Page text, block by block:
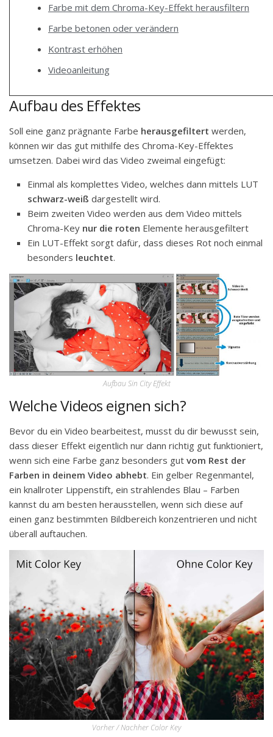
Farbe mit dem Chroma-Key-Effekt herausfiltern
Farbe betonen oder verändern
Kontrast erhöhen
Videoanleitung
Aufbau des Effektes
Soll eine ganz prägnante Farbe herausgefiltert werden,
können wir das gut mithilfe des Chroma-Key-Effektes
umsetzen. Dabei wird das Video zweimal eingefügt:
Einmal als komplettes Video, welches dann mittels LUT
schwarz-weiß dargestellt wird.
Beim zweiten Video werden aus dem Video mittels
Chroma-Key nur die roten Elemente herausgefiltert
Ein LUT-Effekt sorgt dafür, dass dieses Rot noch einmal
besonders leuchtet.
Aufbau Sin City Effekt
Welche Videos eignen sich?
Bevor du ein Video bearbeitest, musst du dir bewusst sein,
dass dieser Effekt eigentlich nur dann richtig gut funktioniert,
wenn sich eine Farbe ganz besonders gut vom Rest der
Farben in deinem Video abhebt. Ein gelber Regenmantel,
ein knallroter Lippenstift, ein strahlendes Blau – Farben
kannst du am besten herausstellen, wenn sich diese auf
einen ganz bestimmten Bildbereich konzentrieren und nicht
überall auftauchen.
Vorher / Nachher Color Key